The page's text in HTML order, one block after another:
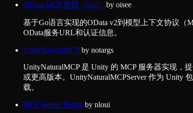
OData MCP 桥接（Go） by oisee
基于Go语言实现的OData v2到模型上下文协议
OData服务URL和认证信息。
UnityNaturalMCPby notargs
UnityNaturalMCP 是 Unity 的 MCP 服务器实现，
或更高版本。UnityNaturalMCPServer 作为 Unity
载。
MCP Server Plugin by nloui